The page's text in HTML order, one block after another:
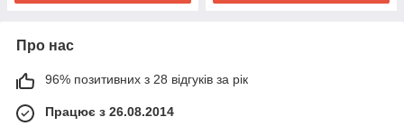
Про нас
96% позитивних з 28 відгуків за рік
Працює з 26.08.2014